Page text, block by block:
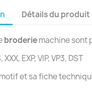
Détails du produit
broderiemachine sont
XXX, EXP, VIP, VP3, DST
et sa fiche